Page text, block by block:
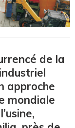
de la
approche
mondiale